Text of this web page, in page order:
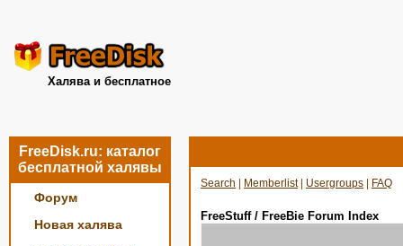
Халява и бесплатное
FreeDisk.ru: каталог
бесплатной халявы
Форум
Новая халява
Search Memberlist| Usergroups FAQ
FreeStuff / FreeBie Forum Index